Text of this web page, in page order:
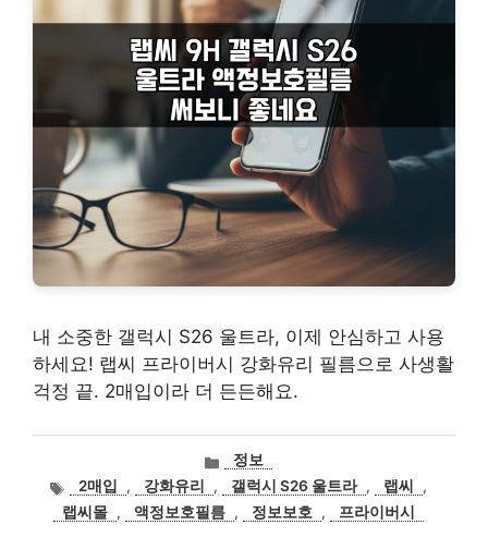
내 소중한 갤럭시 S26 울트라, 이제 안심하고 사용
하세요! 랩씨 프라이버시 강화유리 필름으로 사생활
걱정 끝. 2매입이라 더 든든해요.
카
테
고
리
정보
태
그
2매입 , 강화유리 , 갤럭시 S26 울트라 , 랩씨
,
랩씨몰 , 액정보호필름 , 정보보호 , 프라이버시